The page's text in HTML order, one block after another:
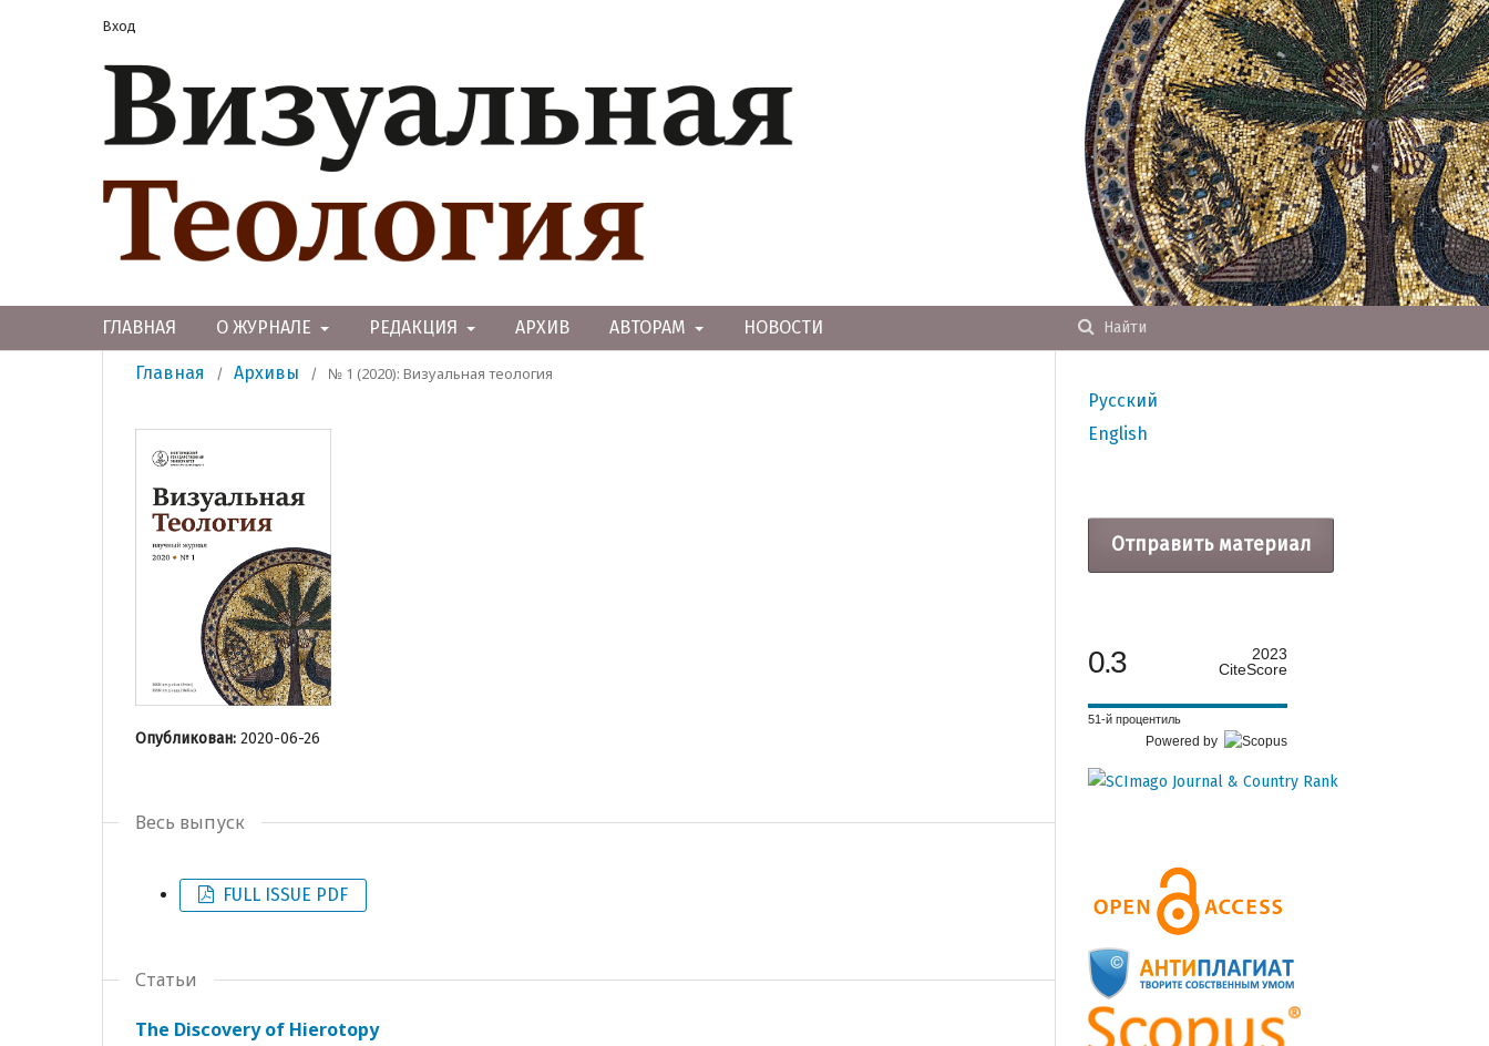
ГЛАВНАЯ О ЖУРНАЛЕ РЕДАКЦИЯ АРХИВ АВТОРАМ НОВОСТИ Найти
Вход
Главная / Архивы / № 1 (2020): Визуальная теология
Опубликован: 2020-06-26
Весь выпуск
FULL ISSUE PDF
Статьи
The Discovery of Hierotopy
Русский
English
Отправить материал
0.3
2023
CiteScore
51-й процентиль
Powered by